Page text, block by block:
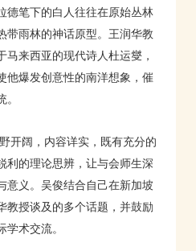
德笔下的白人往往在原始丛林
带雨林的神话原型。王润华教
来西亚的现代诗人杜运燮，
他爆发创意性的南洋想象，催
开阔，内容详实，既有充分的
利的理论思辨，让与会师生深
意义。吴俊结合自己在新加坡
教授谈及的多个话题，并鼓励
学术交流。